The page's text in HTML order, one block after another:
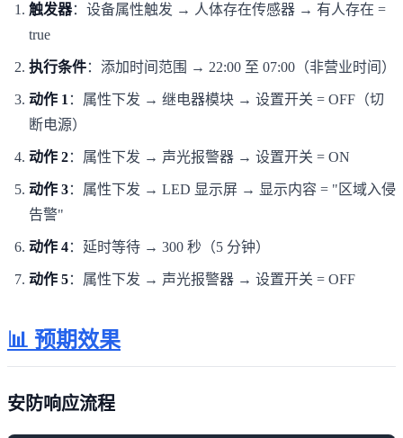
触发器：设备属性触发 → 人体存在传感器 → 有人存在 =
true
执行条件：添加时间范围 → 22:00 至 07:00（非营业时间）
动作 1 ：属性下发 → 继电器模块 → 设置开关 = OFF（切
断电源）
动作 2：属性下发 → 声光报警器 → 设置开关 = ON
动作 3：属性下发 → LED 显示屏 → 显示内容 = "区域入侵
告警"
动作 4：延时等待 → 300 秒（5 分钟）
动作 5：属性下发 → 声光报警器 → 设置开关 = OFF
📊 预期效果
安防响应流程